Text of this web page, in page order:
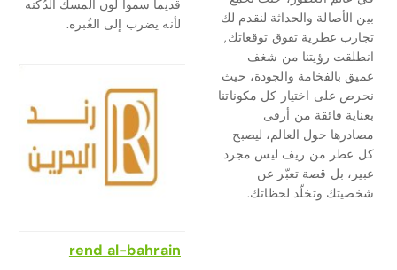
بين الأصالة والحداثة لنقدم لك
تجارب عطرية تفوق توقعاتك,
انطلقت رؤيتنا من شغف
عميق بالفخامة والجودة، حيث
نحرص على اختيار كل مكوناتنا
بعناية فائقة من أرقى
مصادرها حول العالم، ليصبح
كل عطر من ريف ليس مجرد
عبير، بل قصة تعبّر عن
شخصيتك وتخلّد لحظاتك.
قديما سموا لون المسك الدُكنه
لأنه يضرب إلى الغُبره.
rend al-bahrain